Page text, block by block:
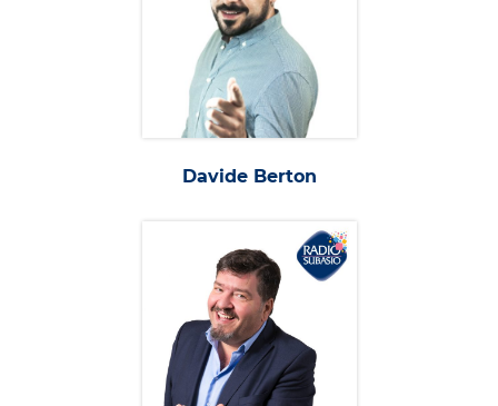
Davide Berton